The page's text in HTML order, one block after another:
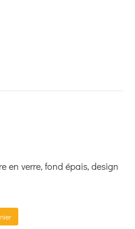
en verre, fond épais, design